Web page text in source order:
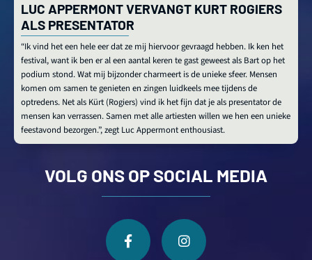
LUC APPERMONT VERVANGT KURT ROGIERS
ALS PRESENTATOR
“Ik vind het een hele eer dat ze mij hiervoor gevraagd hebben. Ik ken het
festival, want ik ben er al een aantal keren te gast geweest als Bart op het
podium stond. Wat mij bijzonder charmeert is de unieke sfeer. Mensen
komen om samen te genieten en zingen luidkeels mee tijdens de
optredens. Net als Kürt (Rogiers) vind ik het fijn dat je als presentator de
mensen kan verrassen. Samen met alle artiesten willen we hen een unieke
feestavond bezorgen.”, zegt Luc Appermont enthousiast.
VOLG ONS OP SOCIAL MEDIA